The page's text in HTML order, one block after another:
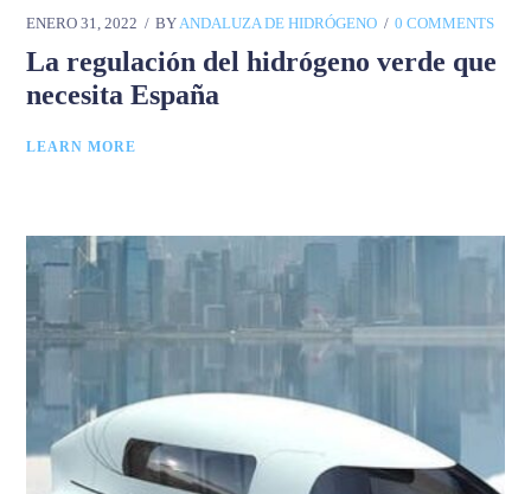
ENERO 31, 2022 BYANDALUZA DE HIDRÓGENO 0 COMMENTS
La regulación del hidrógeno verde que
necesita España
LEARN MORE